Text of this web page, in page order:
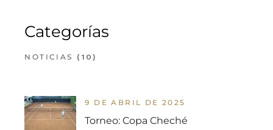
Categorías
NOTICIAS (10)
9 DE ABRIL DE 2025
Torneo: Copa Cheché